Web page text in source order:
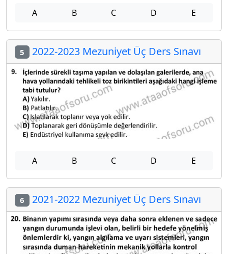
A B C D E
5 2022-2023 Mezuniyet Üç Ders Sınavı
A B C D E
6 2021-2022 Mezuniyet Üç Ders Sınavı